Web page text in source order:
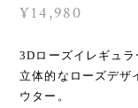
¥14,980
3Dローズイレギュラ
立体的なローズデザ
ウター。